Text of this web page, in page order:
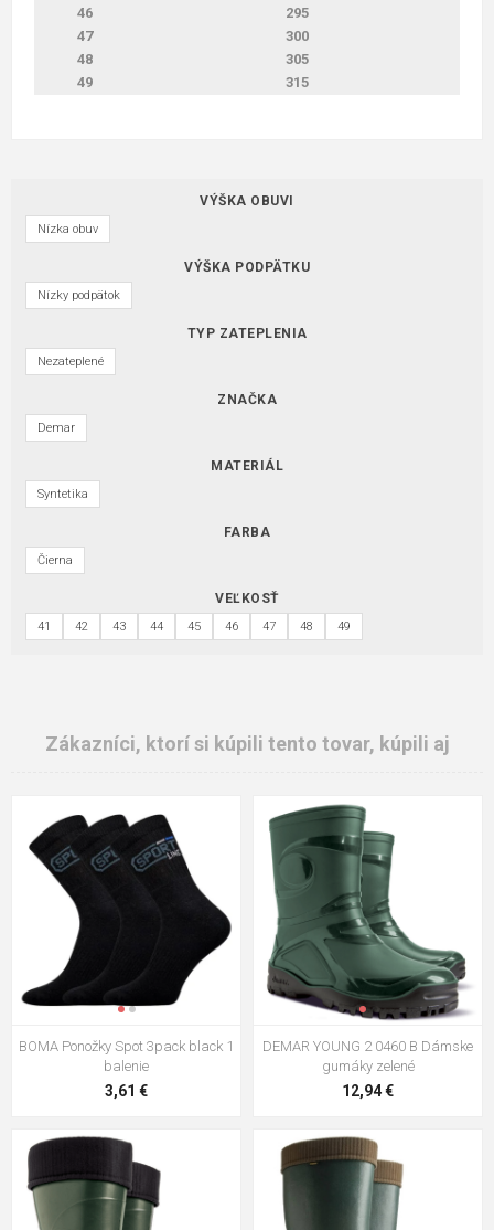
46
295
47
300
48
305
49
315
VÝŠKA OBUVI
Nízka obuv
VÝŠKA PODPÄTKU
Nízky podpätok
TYP ZATEPLENIA
Nezateplené
ZNAČKA
Demar
MATERIÁL
Syntetika
FARBA
Čierna
VEĽKOSŤ
41 42 43 44 45 46 47 48 49
Zákazníci, ktorí si kúpili tento tovar, kúpili aj
BOMA Ponožky Spot 3pack black 1
balenie
3,61 €
DEMAR YOUNG 2 0460 B Dámske
gumáky zelené
12,94 €